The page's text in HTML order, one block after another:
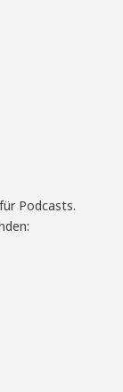
Podcasts.